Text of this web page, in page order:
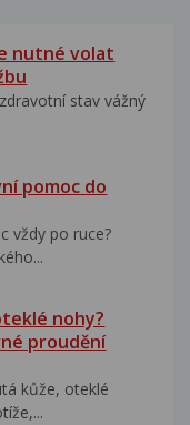
nutné volat
stav vážný
pomoc do
vždy po ruce?
nohy?
proudění
kůže, oteklé